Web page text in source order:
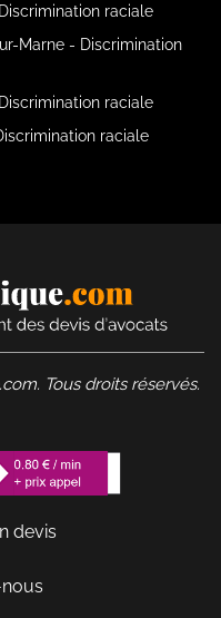
raciale
Marne - Discrimination
raciale
raciale
Tous droits réservés.
devis